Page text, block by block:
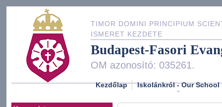
TIMOR DOMINI PRINCIPIUM
ISMERET KEZDETE
Budapest-Fasori
OM azonosító: 035261.
Kezdőlap Iskolánkról - Our School